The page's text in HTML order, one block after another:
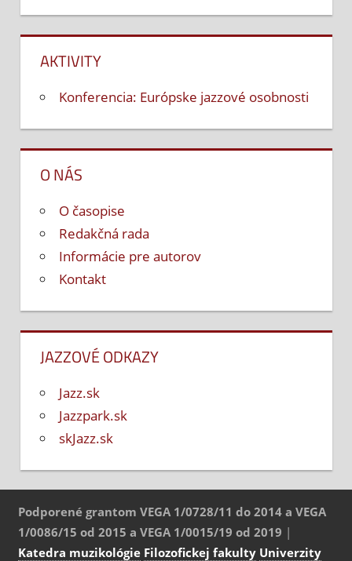
AKTIVITY
Konferencia: Európske jazzové osobnosti
O NÁS
O časopise
Redakčná rada
Informácie pre autorov
Kontakt
JAZZOVÉ ODKAZY
Jazz.sk
Jazzpark.sk
skJazz.sk
Podporené grantom VEGA 1/0728/11 do 2014 a VEGA
1/0086/15 od 2015 a VEGA 1/0015/19 od 2019 |
Katedra muzikológie Filozofickej fakulty Univerzity